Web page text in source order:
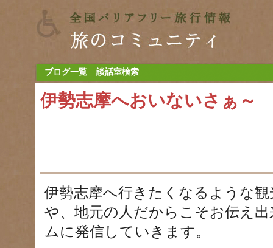
ブログ一覧 談話室検索
伊勢志摩へおいないさぁ～
伊勢志摩へ行きたくなるような
や、地元の人だからこそお伝え
ムに発信していきます。